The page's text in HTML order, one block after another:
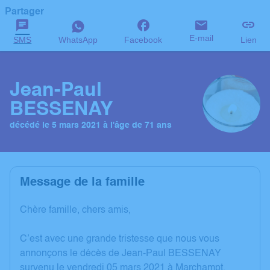
Partager
SMS WhatsApp Facebook E-mail Lien
Jean-Paul
BESSENAY
décédé le 5 mars 2021 à l'âge de 71 ans
Message de la famille
Chère famille, chers amis,
C’est avec une grande tristesse que nous vous
annonçons le décès de Jean-Paul BESSENAY